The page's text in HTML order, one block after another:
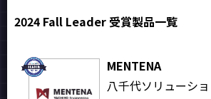
2024 Fall Leader 受賞製品一覧
MENTENA
八千代ソリューシ